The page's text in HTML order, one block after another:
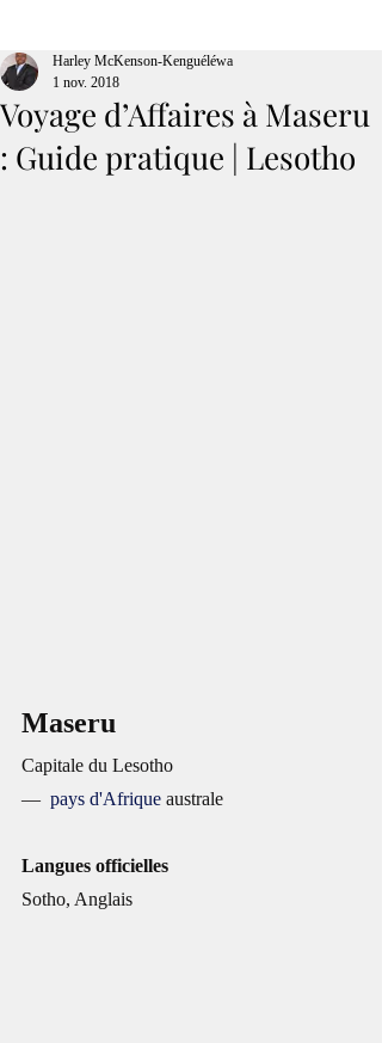
Voyage d’Affaires à Maseru
: Guide pratique | Lesotho
Harley McKenson-Kenguéléwa
1 nov. 2018
Maseru
Capitale du Lesotho
— pays d'Afrique australe
Langues officielles
Sotho, Anglais